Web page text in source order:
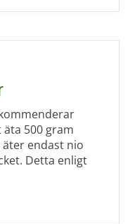
500 gram
endast nio
Detta enligt